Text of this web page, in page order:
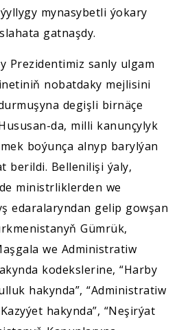
mynasybetli ýokary
gatnaşdy.
Prezidentimiz sanly ulgam
nobatdaky mejlisini
degişli birnäçe
da, milli kanunçylyk
boýunça alnyp barylýan
berildi. Bellenilişi ýaly,
ministrliklerden we
edaralaryndan gelip gowşan
Gümrük,
we Administratiw
kodekslerine, “Harby
hakynda”, “Administratiw
hakynda”, “Neşirýat